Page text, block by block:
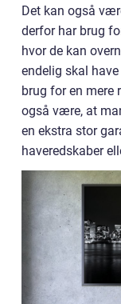
Det kan også
derfor har brug
hvor de kan
endelig skal
brug for en
også være, at
en ekstra stor
haveredskaber